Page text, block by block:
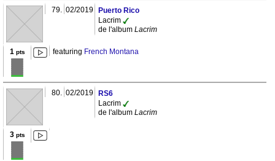
79. 02/2019
Puerto Rico
Lacrim
de l'album Lacrim
1 pts featuring French Montana
80. 02/2019
RS6
Lacrim
de l'album Lacrim
3pts